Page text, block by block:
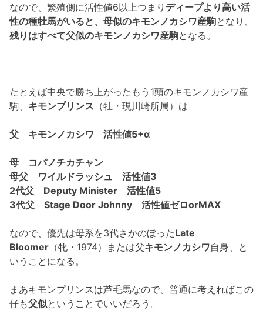
なので、繁殖側に活性値6以上つまり ディープより高い活
性の種牡馬がいると、母似のキモンノカシワ産駒となり、
残りはすべて父似のキモンノカシワ産駒となる。
たとえば中央で勝ち上がったもう1頭のキモンノカシワ産
駒、 キモンプリンス （牡・現川崎所属）は
父 キモンノカシワ 活性値5+α
母 コパノチカチャン
母父 ワイルドラッシュ 活性値3
2代父 Deputy Minister 活性値5
3代父 Stage Door Johnny 活性値ゼロorMAX
なので、優先は母系を3代さかのぼったLate
Bloomer （牝・1974）または父キモンノカシワ自身、と
いうことになる。
まあキモンプリンスは芦毛馬なので、普通に考えればこの
仔も父似ということでいいだろう。